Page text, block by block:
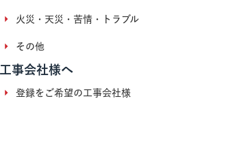
火災・天災・苦情・トラブル
その他
工事会社様へ
登録をご希望の工事会社様